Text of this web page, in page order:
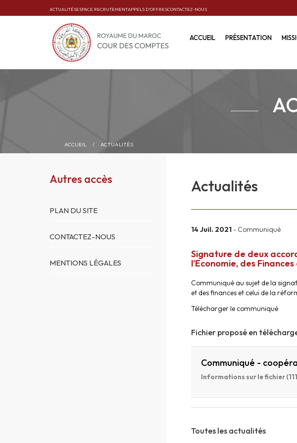
ACTUALITÉSESPACE RECRUTEMENTAPPELS D’OFFRESCONTACTEZ-NOUS
ACCUEIL PRÉSENTATION
ACCUEIL / ACTUALITÉS
Autres accès
PLAN DU SITE
CONTACTEZ-NOUS
MENTIONS LÉGALES
Actualités
14 Juil. 2021 - Communiqué
Signature de deux
l’Economie, des
Communiqué au sujet de la
et des finances et celui de la
Télécharger le communiqué
Fichier proposé en
Communiqué -
Informations sur le fichier
Toutes les actualités